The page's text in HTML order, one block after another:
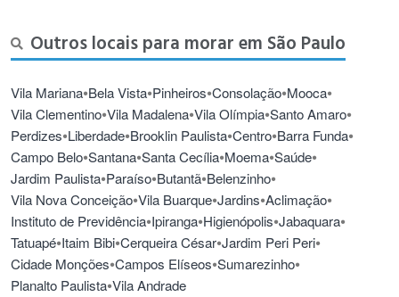
Outros locais para morar em São Paulo
Vila Mariana•Bela Vista•Pinheiros•Consolação•Mooca•
Vila Clementino•Vila Madalena•Vila Olímpia•Santo Amaro•
Perdizes•Liberdade•Brooklin Paulista•Centro•Barra Funda•
Campo Belo•Santana•Santa Cecília•Moema•Saúde•
Jardim Paulista•Paraíso•Butantã•Belenzinho•
Vila Nova Conceição•Vila Buarque•Jardins•Aclimação•
Instituto de Previdência•Ipiranga•Higienópolis•Jabaquara•
Tatuapé•Itaim Bibi•Cerqueira César•Jardim Peri Peri•
Cidade Monções•Campos Elíseos•Sumarezinho•
Planalto Paulista•Vila Andrade